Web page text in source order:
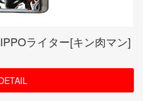
ライター[キン肉マン]